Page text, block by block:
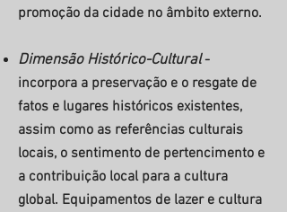
promoção da cidade no âmbito externo.
Dimensão Histórico-Cultural-
incorpora a preservação e o resgate de
fatos e lugares históricos existentes,
assim como as referências culturais
locais, o sentimento de pertencimento e
a contribuição local para a cultura
global. Equipamentos de lazer e cultura